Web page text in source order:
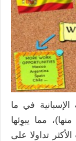
الإسبانية في ما
يناهز 24 بلداً (كلغة رسمية في 21 منها)، مما يبوِئها
الأكثر تداولا على